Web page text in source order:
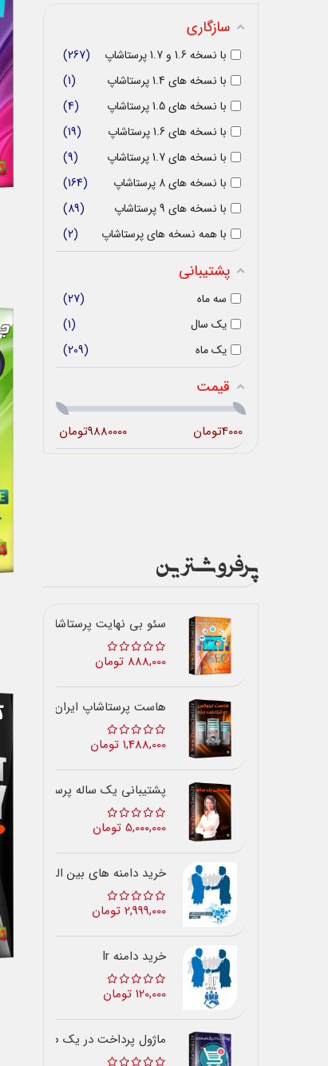
سازگاری
با نسخه 1.6 و 1.7 پرستاشاپ
267
با نسخه های 1.4 پرستاشاپ
1
با نسخه های 1.5 پرستاشاپ
4
با نسخه های 1.6 پرستاشاپ
19
با نسخه های 1.7 پرستاشاپ
9
با نسخه های 8 پرستاشاپ
164
با نسخه های 9 پرستاشاپ
89
با همه نسخه های پرستاشاپ
2
پشتیبانی
سه ماه
27
یک سال
1
یک ماه
209
قیمت
4000تومان 9880000تومان
پرفروشترین
سئو بی نهایت پرستاشاپ
888,000 تومان
هاست پرستاشاپ ایران
1,488,000 تومان
پشتیبانی یک ساله پرستاشاپ
5,000,000 تومان
خرید دامنه های بین المللی
2,999,000 تومان
خرید دامنه Ir
120,000 تومان
ماژول پرداخت در یک صفحه